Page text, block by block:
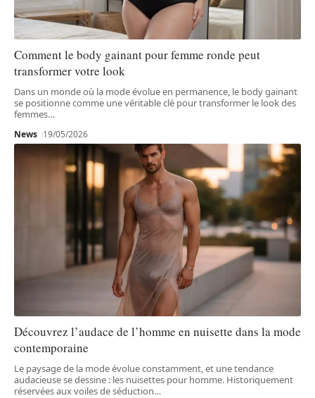
Comment le body gainant pour femme ronde peut
transformer votre look
Dans un monde où la mode évolue en permanence, le body gainant
se positionne comme une véritable clé pour transformer le look des
femmes…
News 19/05/2026
Découvrez l’audace de l’homme en nuisette dans la mode
contemporaine
Le paysage de la mode évolue constamment, et une tendance
audacieuse se dessine : les nuisettes pour homme. Historiquement
réservées aux voiles de séduction…